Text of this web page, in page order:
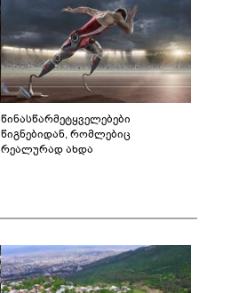
წინასწარმეტყველებები
წიგნებიდან, რომლებიც
რეალურად ახდა